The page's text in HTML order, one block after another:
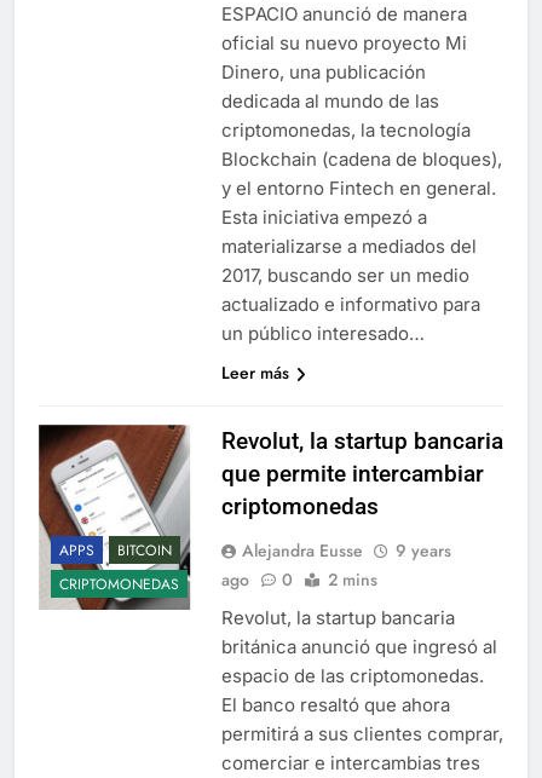
ESPACIO anunció de manera
oficial su nuevo proyecto Mi
Dinero, una publicación
dedicada al mundo de las
criptomonedas, la tecnología
Blockchain (cadena de bloques),
y el entorno Fintech en general.
Esta iniciativa empezó a
materializarse a mediados del
2017, buscando ser un medio
actualizado e informativo para
un público interesado…
Leer más
APPS
BITCOIN
CRIPTOMONEDAS
Revolut, la startup bancaria
que permite intercambiar
criptomonedas
Alejandra Eusse
9 years
ago
0 2 mins
Revolut, la startup bancaria
británica anunció que ingresó al
espacio de las criptomonedas.
El banco resaltó que ahora
permitirá a sus clientes comprar,
comerciar e intercambias tres